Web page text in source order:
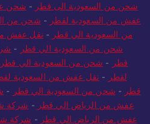
شحن من السعودية الى قطر - شحن
عفش من السعودية لقطر - شحن من
من السعودية الي قطر - نقل عفش
شحن من السعودية الي قطر -
قطر - شحن من السعودية الي قطر
لقطر - نقل عفش من السعودية
قطر - شحن من السعودية الي قطر -
عفش من الرياض الي قطر - شركة
عفش من الرياض الي قطر - شركة